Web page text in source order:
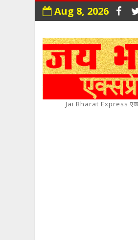
Aug 8, 2026
Jai Bharat Express एक